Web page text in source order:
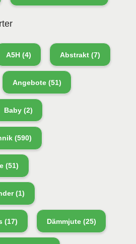
A5H(4) Abstrakt(7)
Angebote(51)
Baby(2)
(590)
(51)
(1)
(17) Dämmjute(25)